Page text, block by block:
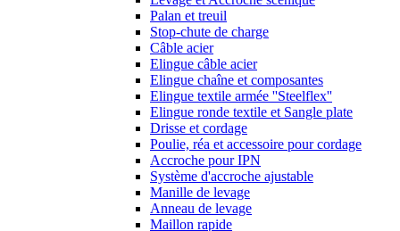
Palan et treuil
Stop-chute de charge
Câble acier
Elingue câble acier
Elingue chaîne et composantes
Elingue textile armée ''Steelflex''
Elingue ronde textile et Sangle plate
Drisse et cordage
Poulie, réa et accessoire pour cordage
Accroche pour IPN
Système d'accroche ajustable
Manille de levage
Anneau de levage
Maillon rapide